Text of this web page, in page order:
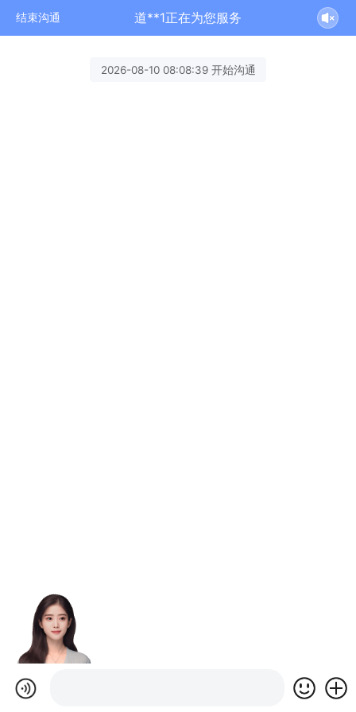
结束沟通 道**1正在为您服务
2026-08-10 08:08:39 开始沟通